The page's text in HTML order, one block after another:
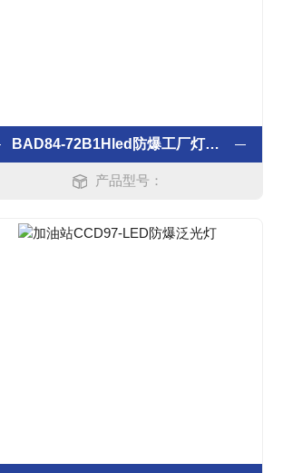
BAD84-72B1Hled防爆工厂灯50W
产品型号：